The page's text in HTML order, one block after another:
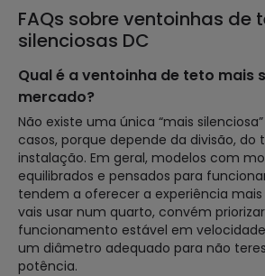
FAQs sobre ventoinhas de
silenciosas DC
Qual é a ventoinha de teto mais
mercado?
Não existe uma única “mais
casos, porque depende da divisão, do
instalação. Em geral, modelos com
equilibrados e pensados para
tendem a oferecer a experiência mais
vais usar num quarto, convém
funcionamento estável em
um diâmetro adequado para não
potência.